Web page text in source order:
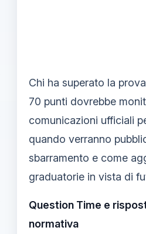
Chi ha superato la
70 punti dovrebbe
comunicazioni ufficiali
quando verranno
sbarramento e come
graduatorie in vista di
Question Time e
normativa